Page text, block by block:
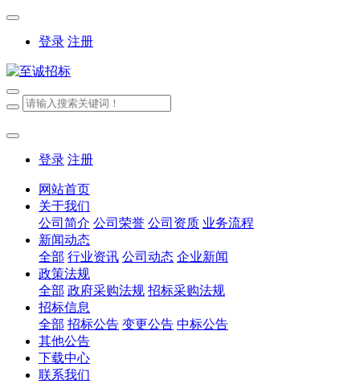
登录 注册
登录 注册
网站首页
关于我们
公司简介 公司荣誉 公司资质 业务流程
新闻动态
全部 行业资讯 公司动态 企业新闻
政策法规
全部 政府采购法规 招标采购法规
招标信息
全部 招标公告 变更公告 中标公告
其他公告
下载中心
联系我们